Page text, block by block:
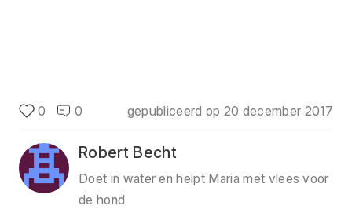
0 0 gepubliceerd op 20 december 2017
Robert Becht
Doet in water en helpt Maria met vlees voor
de hond